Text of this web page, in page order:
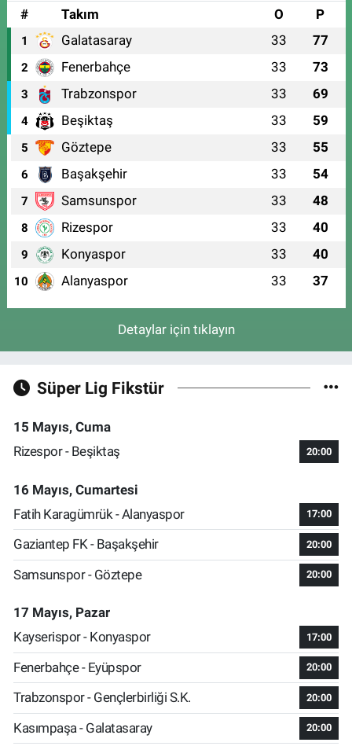
#
Takım O P
1 Galatasaray 33 77
2 Fenerbahçe 33 73
3 Trabzonspor 33 69
4 Beşiktaş 33 59
5 Göztepe 33 55
6 Başakşehir 33 54
7 Samsunspor 33 48
8 Rizespor 33 40
9 Konyaspor 33 40
10 Alanyaspor 33 37
Detaylar için tıklayın
Süper Lig Fikstür
15 Mayıs, Cuma
Rizespor - Beşiktaş
20:00
16 Mayıs, Cumartesi
Fatih Karagümrük - Alanyaspor
17:00
Gaziantep FK - Başakşehir 20:00
Samsunspor - Göztepe 20:00
17 Mayıs, Pazar
Kayserispor - Konyaspor
17:00
Fenerbahçe - Eyüpspor 20:00
Trabzonspor - Gençlerbirliği S.K. 20:00
Kasımpaşa - Galatasaray 20:00